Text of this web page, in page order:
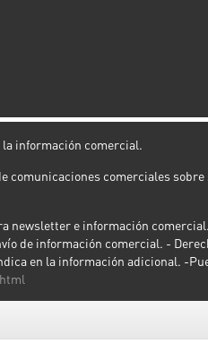
información comercial.
comerciales
newsletter e información
de información comercial. -
en la información adicional. -